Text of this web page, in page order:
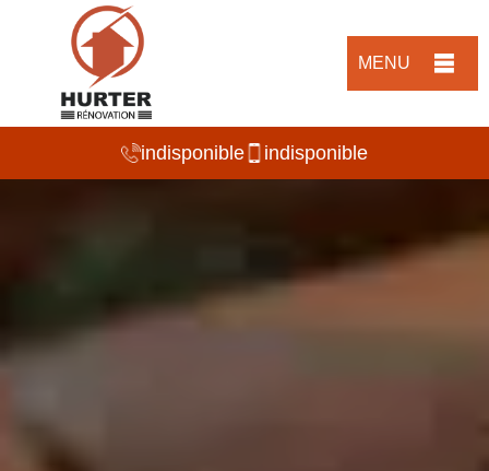
MENU
indisponible indisponible